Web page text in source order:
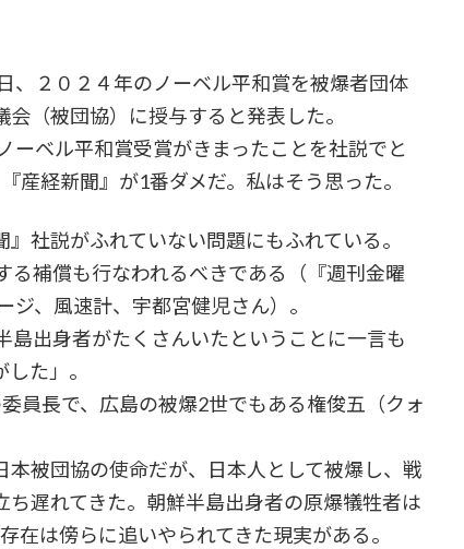
２０２４年のノーベル平和賞を被爆者団体
（被団協）に授与すると発表した。
ベル平和賞受賞がきまったことを社説でと
産経新聞』が1番ダメだ。私はそう思った。
社説がふれていない問題にもふれている。
る補償も行なわれるべきである（『週刊金曜
、風速計、宇都宮健児さん）。
島出身者がたくさんいたということに一言も
た」。
員長で、広島の被爆2世でもある権俊五（クォ
被団協の使命だが、日本人として被爆し、戦
遅れてきた。朝鮮半島出身者の原爆犠牲者は
在は傍らに追いやられてきた現実がある。